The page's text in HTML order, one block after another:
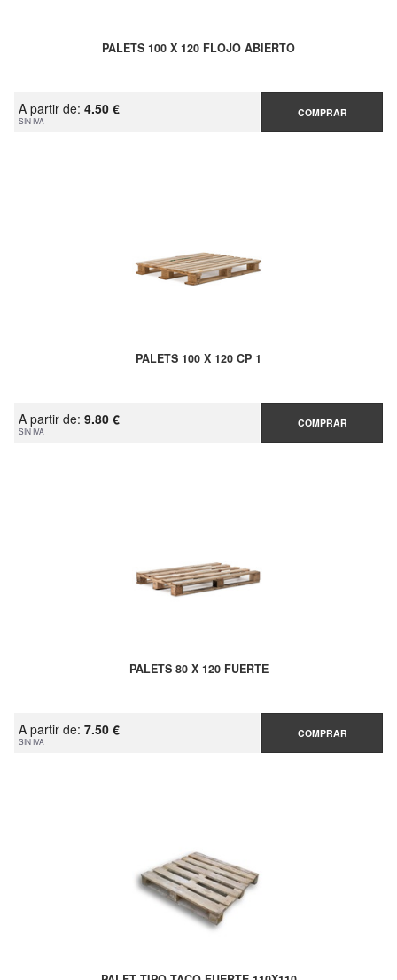
PALETS 100 X 120 FLOJO ABIERTO
A partir de: 4.50 €
SIN IVA
COMPRAR
PALETS 100 X 120 CP 1
A partir de: 9.80 €
SIN IVA
COMPRAR
PALETS 80 X 120 FUERTE
A partir de: 7.50 €
SIN IVA
COMPRAR